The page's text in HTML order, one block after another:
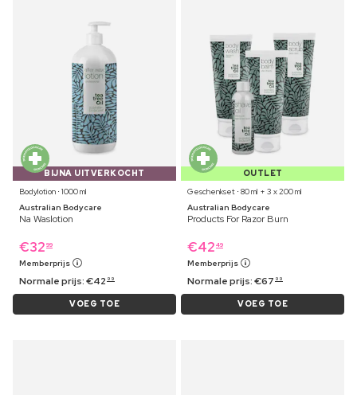
BIJNA UITVERKOCHT
Bodylotion ⋅ 1000 ml
Australian Bodycare
Na Waslotion
€32 99
Memberprijs
Normale prijs:€42 99
VOEG TOE
OUTLET
Geschenkset ⋅ 80 ml + 3 x 200 ml
Australian Bodycare
Products For Razor Burn
€42 49
Memberprijs
Normale prijs:€67 99
VOEG TOE